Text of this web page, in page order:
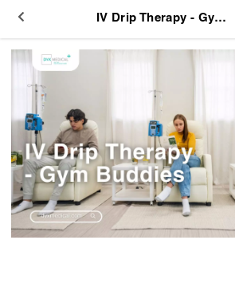
IV Drip Therapy - Gym Buddies